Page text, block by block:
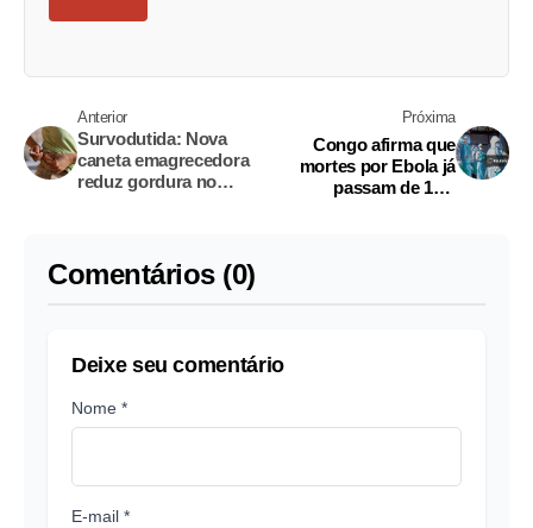
Anterior
Survodutida: Nova
caneta emagrecedora
reduz gordura no
Próxima
Congo afirma que
mortes por Ebola já
passam de 100,
Comentários (0)
Deixe seu comentário
Nome *
E-mail *